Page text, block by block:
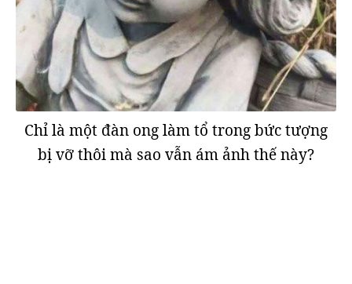
Chỉ là một đàn ong làm tổ trong bức tượng
bị vỡ thôi mà sao vẫn ám ảnh thế này?